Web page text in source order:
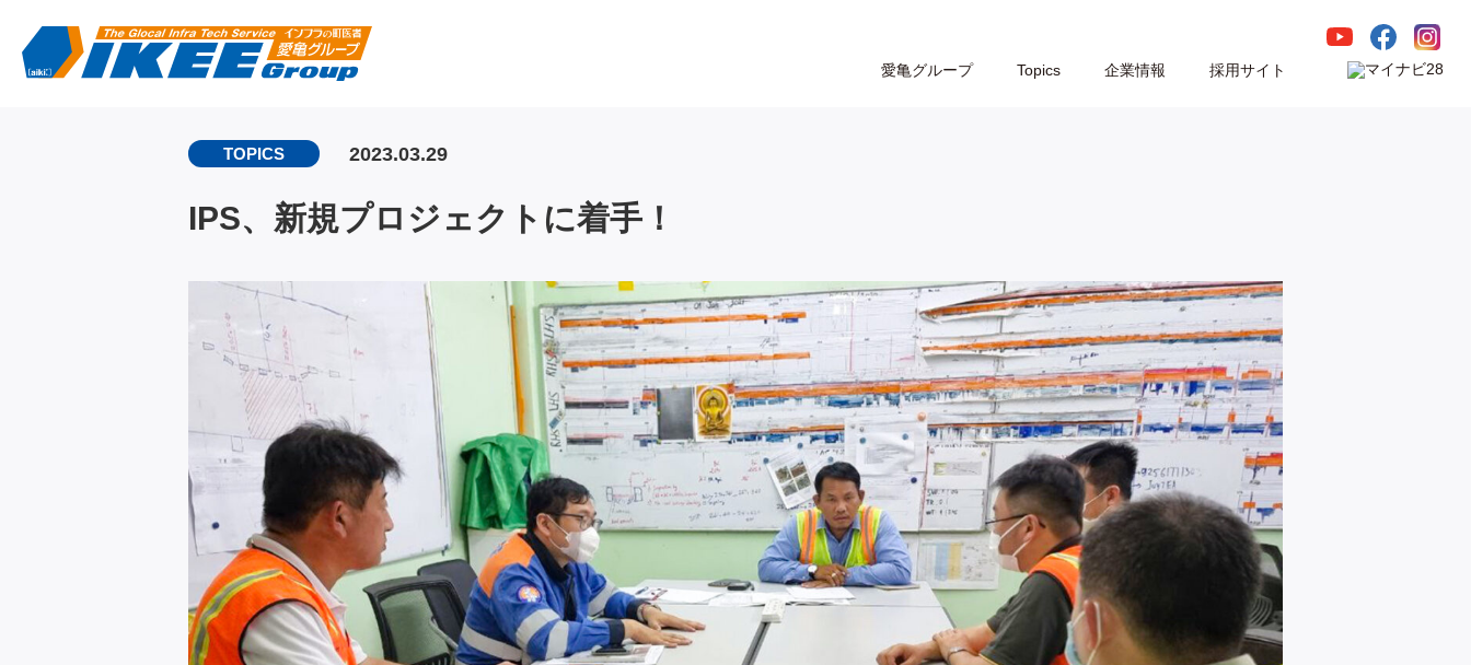
愛亀グループ Topics 企業情報 採用サイト
TOPICS 2023.03.29
IPS、新規プロジェクトに着手！